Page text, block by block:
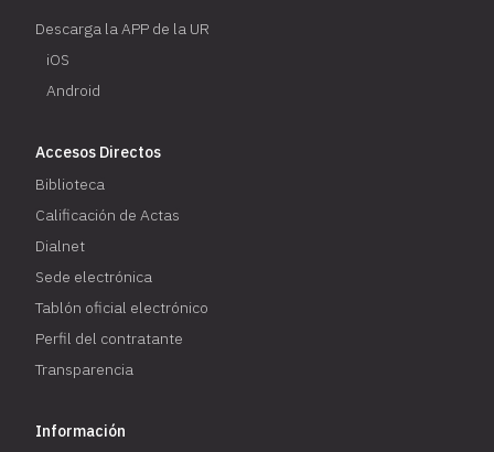
Descarga la APP de la UR
iOS
Android
Accesos Directos
Biblioteca
Calificación de Actas
Dialnet
Sede electrónica
Tablón oficial electrónico
Perfil del contratante
Transparencia
Información